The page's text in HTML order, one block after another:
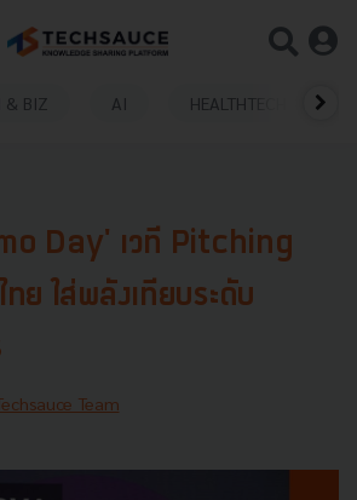
& BIZ AI HEALTHTECH
Day' เวที Pitching
ย ใส่พลังเทียบระดับ
Team